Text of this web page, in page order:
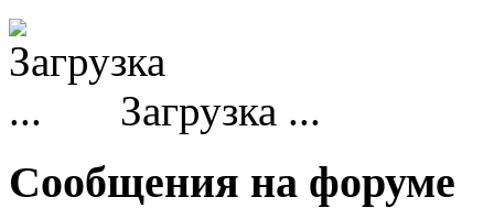
Загрузка ...
Сообщения на форуме